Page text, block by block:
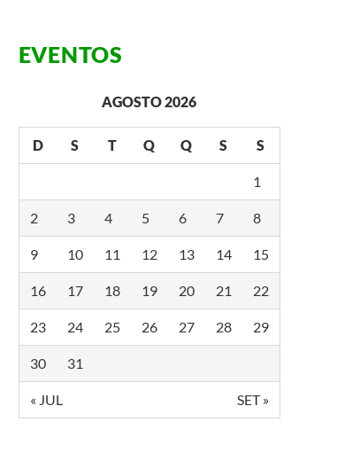
EVENTOS
AGOSTO 2026
D S T Q Q S S
1
2 3 4 5 6 7 8
9 10 11 12 13 14 15
16 17 18 19 20 21 22
23 24 25 26 27 28 29
30 31
« JUL SET »